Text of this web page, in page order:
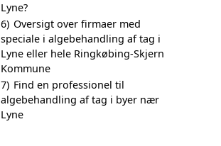
Lyne?
6) Oversigt over firmaer med
speciale i algebehandling af tag i
Lyne eller hele Ringkøbing-Skjern
Kommune
7) Find en professionel til
algebehandling af tag i byer nær
Lyne